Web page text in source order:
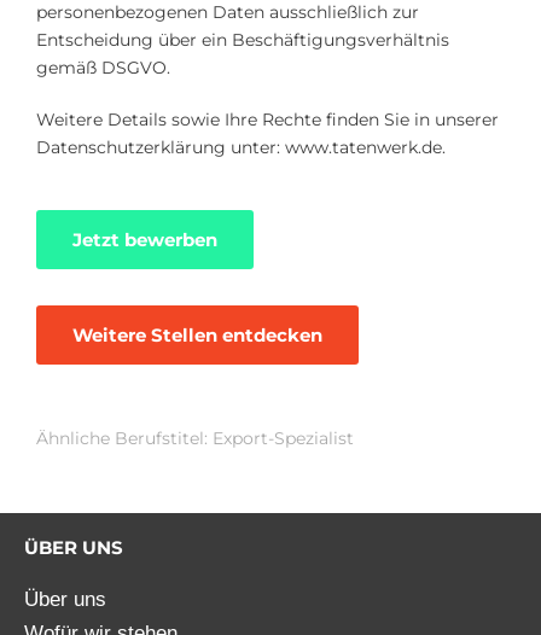
personenbezogenen Daten ausschließlich zur
Entscheidung über ein Beschäftigungsverhältnis
gemäß DSGVO.
Weitere Details sowie Ihre Rechte finden Sie in unserer
Datenschutzerklärung unter: www.tatenwerk.de.
Jetzt bewerben
Weitere Stellen entdecken
Ähnliche Berufstitel: Export-Spezialist
ÜBER UNS
Über uns